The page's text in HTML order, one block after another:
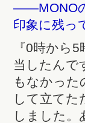
――MONO
印象に残っ
『0時から
当したんで
もなかった
して立てた
しました。